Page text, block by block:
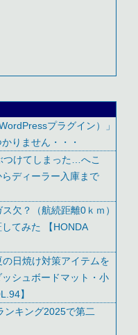
プラグイン）」
りません・・・
つけてしまった…へこ
ディーラー入庫まで
欠？（航続距離0ｋｍ）
てみた 【HONDA
日焼け対策アイテムを
シュボードマット・小
】
キング2025で第二